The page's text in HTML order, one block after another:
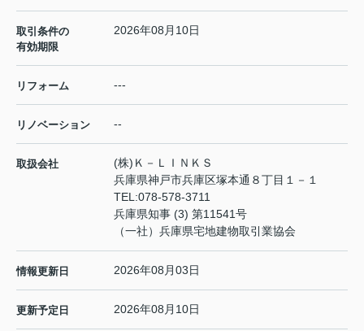
取引条件の
有効期限
2026年08月10日
リフォーム ---
リノベーション --
取扱会社
(株)Ｋ－ＬＩＮＫＳ
兵庫県神戸市兵庫区塚本通８丁目１－１
TEL:078-578-3711
兵庫県知事 (3) 第11541号
（一社）兵庫県宅地建物取引業協会
情報更新日 2026年08月03日
更新予定日 2026年08月10日